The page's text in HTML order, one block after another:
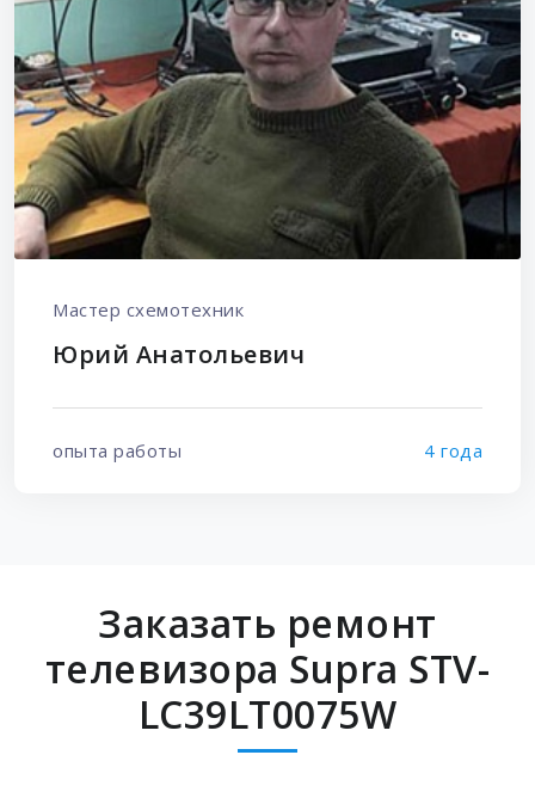
Мастер схемотехник
Юрий Анатольевич
опыта работы 4 года
Заказать ремонт
телевизора Supra STV-
LC39LT0075W